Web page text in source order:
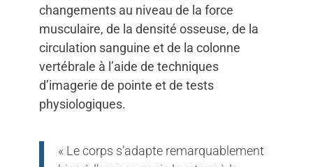
changements au niveau de la force
musculaire, de la densité osseuse, de la
circulation sanguine et de la colonne
vertébrale à l’aide de techniques
d’imagerie de pointe et de tests
physiologiques.
« Le corps s’adapte remarquablement